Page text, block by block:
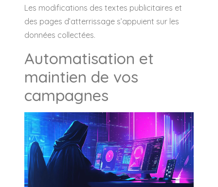
Les modifications des textes publicitaires et
des pages d’atterrissage s’appuient sur les
données collectées.
Automatisation et
maintien de vos
campagnes